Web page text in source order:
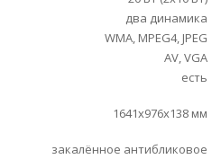
два динамика
WMA, MPEG4, JPEG
AV, VGA
есть
1641x976x138 мм
закалённое антибликовое